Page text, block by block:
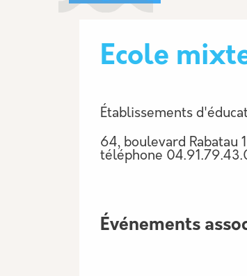
Ecole
Établissements
64, boulevard Rabatau
téléphone
Événements